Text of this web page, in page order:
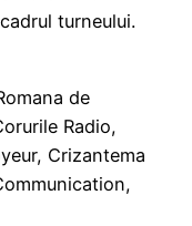
turneului.
de
Radio,
Crizantema